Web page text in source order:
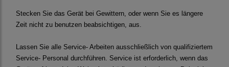
Stecken Sie das Gerät bei Gewittern, oder wenn Sie es längere
Zeit nicht zu benutzen beabsichtigen, aus.
Lassen Sie alle Service- Arbeiten ausschließlich von qualifiziertem
Service- Personal durchführen. Service ist erforderlich, wenn das